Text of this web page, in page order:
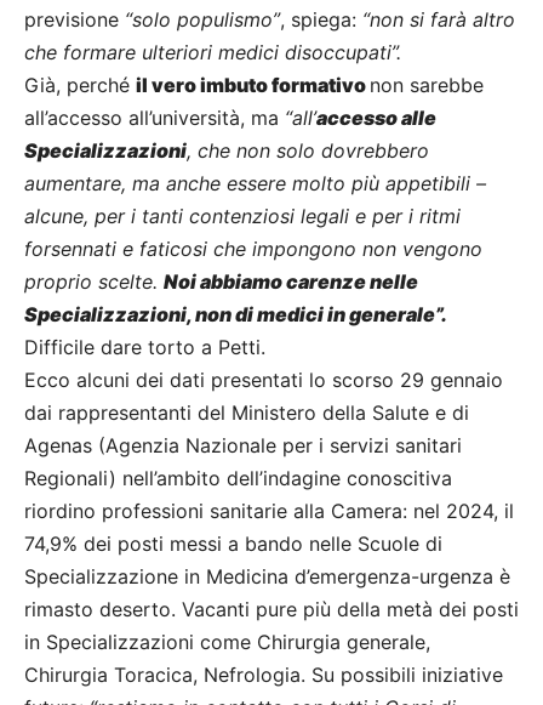
previsione “solo populismo”, spiega: “non si farà altro
che formare ulteriori medici disoccupati”.
Già, perché il vero imbuto formativo non sarebbe
all’accesso all’università, ma “all’accesso alle
Specializzazioni, che non solo dovrebbero
aumentare, ma anche essere molto più appetibili –
alcune, per i tanti contenziosi legali e per i ritmi
forsennati e faticosi che impongono non vengono
proprio scelte. Noi abbiamo carenze nelle
Specializzazioni, non di medici in generale”.
Difficile dare torto a Petti.
Ecco alcuni dei dati presentati lo scorso 29 gennaio
dai rappresentanti del Ministero della Salute e di
Agenas (Agenzia Nazionale per i servizi sanitari
Regionali) nell’ambito dell’indagine conoscitiva
riordino professioni sanitarie alla Camera: nel 2024, il
74,9% dei posti messi a bando nelle Scuole di
Specializzazione in Medicina d’emergenza-urgenza è
rimasto deserto. Vacanti pure più della metà dei posti
in Specializzazioni come Chirurgia generale,
Chirurgia Toracica, Nefrologia. Su possibili iniziative